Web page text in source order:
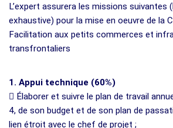
L’expert assurera les missions suivantes
exhaustive) pour la mise en oeuvre de la
Facilitation aux petits commerces et
transfrontaliers
1. Appui technique (60%)
 Élaborer et suivre le plan de travail
4, de son budget et de son plan de
lien étroit avec le chef de projet ;